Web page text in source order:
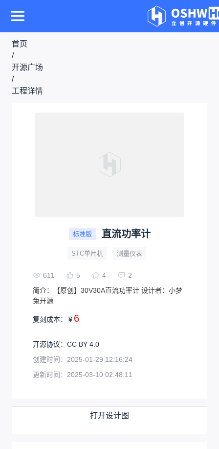
首页
/
开源广场
/
工程详情
标准版 直流功率计
STC单片机 测量仪表
611 5 4
2
简介：
【原创】30V30A直流功率计 设计者：小梦
兔开源
复刻成本： ￥ 6
开源协议：CC BY 4.0
创建时间： 2025-01-29 12:16:24
更新时间： 2025-03-10 02:48:11
打开设计图